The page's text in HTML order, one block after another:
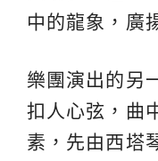
中的龍象，廣
樂團演出的另
扣人心弦，曲
素，先由西塔